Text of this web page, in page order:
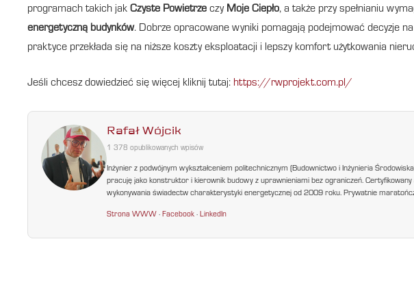
programach takich jak Czyste Powietrze czy Moje Ciepło, a także przy spełnianiu
energetyczną budynków. Dobrze opracowane wyniki pomagają podejmować decyzje
praktyce przekłada się na niższe koszty eksploatacji i lepszy komfort użytkowania
Jeśli chcesz dowiedzieć się więcej kliknij tutaj: https://rwprojekt.com.pl/
Rafał Wójcik
1 378 opublikowanych wpisów
Inżynier z podwójnym wykształceniem politechnicznym (Budownictwo i Inżynieria
pracuję jako konstruktor i kierownik budowy z uprawnieniami bez ograniczeń.
wykonywania świadectw charakterystyki energetycznej od 2009 roku. Prywatnie
Strona WWW ·Facebook ·LinkedIn